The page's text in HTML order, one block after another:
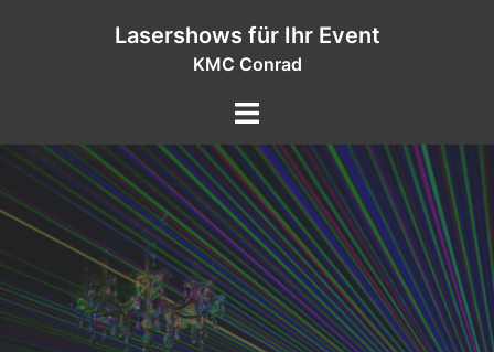
Lasershows für Ihr Event
KMC Conrad